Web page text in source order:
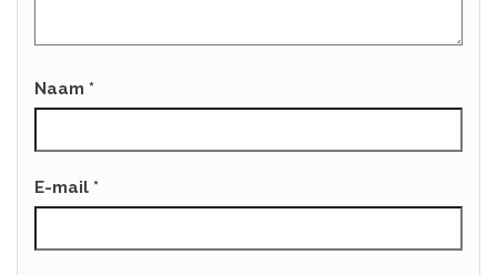
Naam *
E-mail *